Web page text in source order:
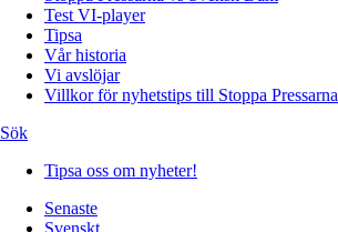
Test VI-player
Tipsa
Vår historia
Vi avslöjar
Villkor för nyhetstips till Stoppa Pressarna
Sök
Tipsa oss om nyheter!
Senaste
Svenskt